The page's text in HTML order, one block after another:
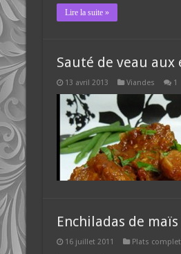
Lire la suite »
Sauté de veau aux
13 avril 2013 Viandes 1
Enchiladas de maïs
16 juillet 2011 Plats